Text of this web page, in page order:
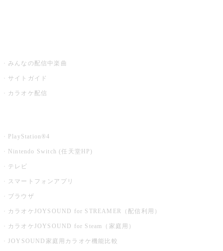
みんなの配信中楽曲
サイトガイド
カラオケ配信
PlayStation®4
Nintendo Switch (任天堂HP)
テレビ
スマートフォンアプリ
ブラウザ
カラオケJOYSOUND for STREAMER（配信利用）
カラオケJOYSOUND for Steam（家庭用）
JOYSOUND家庭用カラオケ機能比較